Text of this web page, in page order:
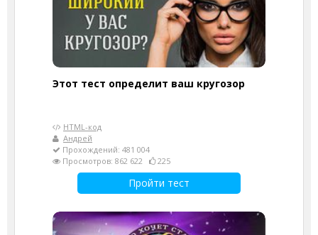
Этот тест определит ваш кругозор
HTML-код
Андрей
Прохождений: 481 004
Просмотров: 862 622
225
Пройти тест